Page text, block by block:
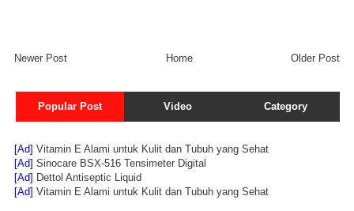
Newer Post Older Post
Home
Popular Post Video Category
[Ad] Vitamin E Alami untuk Kulit dan Tubuh yang Sehat
[Ad] Sinocare BSX-516 Tensimeter Digital
[Ad] Dettol Antiseptic Liquid
[Ad] Vitamin E Alami untuk Kulit dan Tubuh yang Sehat